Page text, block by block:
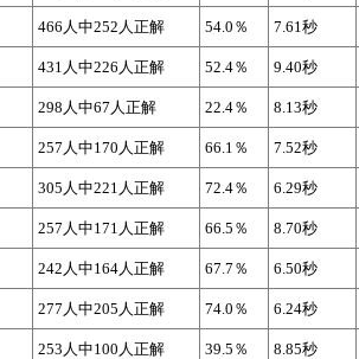
466人中252人正解 54.0％ 7.61秒
431人中226人正解 52.4％ 9.40秒
298人中67人正解 22.4％ 8.13秒
257人中170人正解 66.1％ 7.52秒
305人中221人正解 72.4％ 6.29秒
257人中171人正解 66.5％ 8.70秒
242人中164人正解 67.7％ 6.50秒
277人中205人正解 74.0％ 6.24秒
253人中100人正解 39.5％ 8.85秒